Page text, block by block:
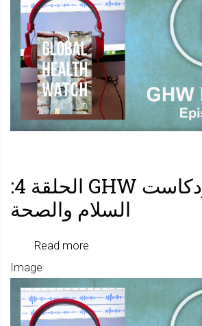
الحلقة
5:
الأمن
الغذائي
GHW بودكاست GHW الحلقة 4:
السلام والصحة
Read more
GHW
GHW
Image